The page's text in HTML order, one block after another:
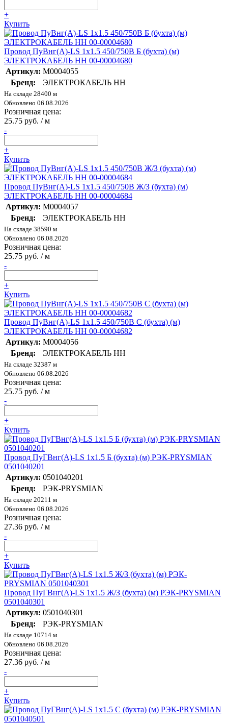
+
Купить
Провод ПуВнг(А)-LS 1х1.5 450/750В Б (бухта) (м)
ЭЛЕКТРОКАБЕЛЬ НН 00-00004680
Артикул: M0004055
Бренд:
ЭЛЕКТРОКАБЕЛЬ НН
На складе 28400 м
Обновлено 06.08.2026
Розничная цена:
25.75 руб. / м
-
+
Купить
Провод ПуВнг(А)-LS 1х1.5 450/750В Ж/З (бухта) (м)
ЭЛЕКТРОКАБЕЛЬ НН 00-00004684
Артикул: M0004057
Бренд:
ЭЛЕКТРОКАБЕЛЬ НН
На складе 38590 м
Обновлено 06.08.2026
Розничная цена:
25.75 руб. / м
-
+
Купить
Провод ПуВнг(А)-LS 1х1.5 450/750В С (бухта) (м)
ЭЛЕКТРОКАБЕЛЬ НН 00-00004682
Артикул: M0004056
Бренд:
ЭЛЕКТРОКАБЕЛЬ НН
На складе 32387 м
Обновлено 06.08.2026
Розничная цена:
25.75 руб. / м
-
+
Купить
Провод ПуГВнг(А)-LS 1х1.5 Б (бухта) (м) РЭК-PRYSMIAN
0501040201
Артикул: 0501040201
Бренд:
РЭК-PRYSMIAN
На складе 20211 м
Обновлено 06.08.2026
Розничная цена:
27.36 руб. / м
-
+
Купить
Провод ПуГВнг(А)-LS 1х1.5 Ж/З (бухта) (м) РЭК-PRYSMIAN
0501040301
Артикул: 0501040301
Бренд:
РЭК-PRYSMIAN
На складе 10714 м
Обновлено 06.08.2026
Розничная цена:
27.36 руб. / м
-
+
Купить